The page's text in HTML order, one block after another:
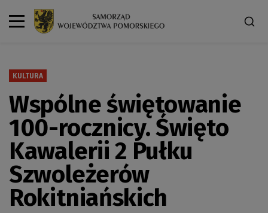
KULTURA
Wspólne świętowanie
100-rocznicy. Święto
Kawalerii 2 Pułku
Szwoleżerów
Rokitniańskich